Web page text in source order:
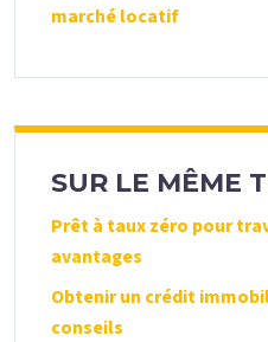
marché locatif
SUR LE MÊME
Prêt à taux zéro pour
avantages
Obtenir un crédit
conseils